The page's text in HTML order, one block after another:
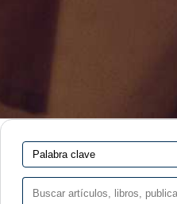
Buscar
artículos,
libros,